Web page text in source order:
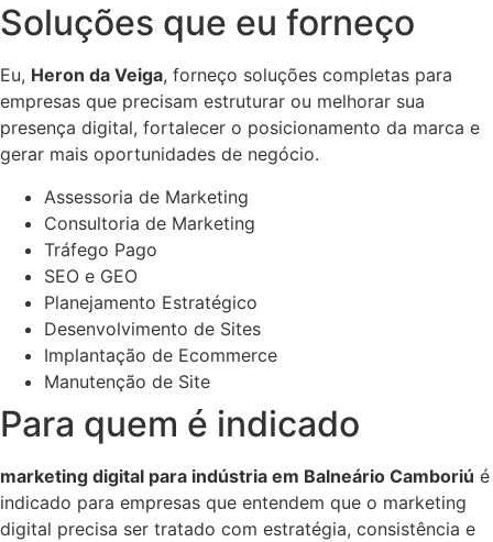
Soluções que eu forneço
Eu, Heron da Veiga, forneço soluções completas para
empresas que precisam estruturar ou melhorar sua
presença digital, fortalecer o posicionamento da marca e
gerar mais oportunidades de negócio.
Assessoria de Marketing
Consultoria de Marketing
Tráfego Pago
SEO e GEO
Planejamento Estratégico
Desenvolvimento de Sites
Implantação de Ecommerce
Manutenção de Site
Para quem é indicado
marketing digital para indústria em Balneário Camboriú é
indicado para empresas que entendem que o marketing
digital precisa ser tratado com estratégia, consistência e